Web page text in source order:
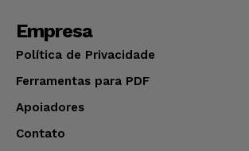
Empresa
Política de Privacidade
Ferramentas para PDF
Apoiadores
Contato